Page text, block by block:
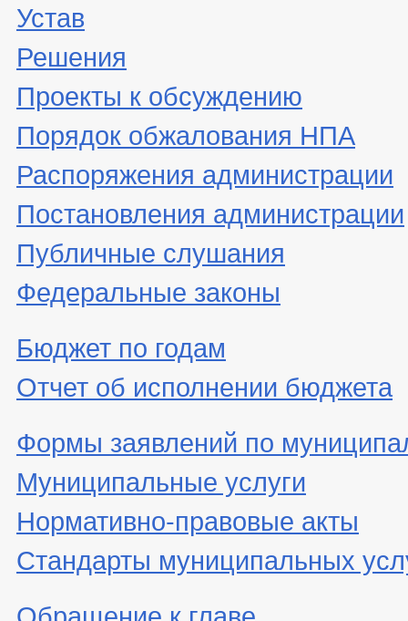
Устав
Решения
Проекты к обсуждению
Порядок обжалования НПА
Распоряжения администрации
Постановления администрации
Публичные слушания
Федеральные законы
Бюджет по годам
Отчет об исполнении бюджета
Формы заявлений по
Муниципальные услуги
Нормативно-правовые акты
Стандарты муниципальных